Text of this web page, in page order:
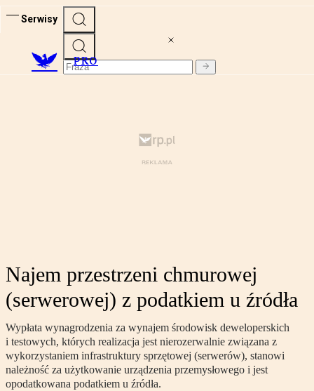
Serwisy
PRO
Najem przestrzeni chmurowej
(serwerowej) z podatkiem u źródła
Wypłata wynagrodzenia za wynajem środowisk deweloperskich
i testowych, których realizacja jest nierozerwalnie związana z
wykorzystaniem infrastruktury sprzętowej (serwerów), stanowi
należność za użytkowanie urządzenia przemysłowego i jest
opodatkowana podatkiem u źródła.